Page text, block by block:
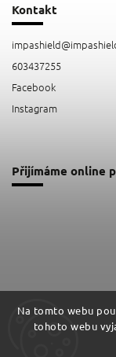
Na tomto webu
tohoto webu
Kontakt
impashield@
603437255
Facebook
Instagram
Přijímáme online